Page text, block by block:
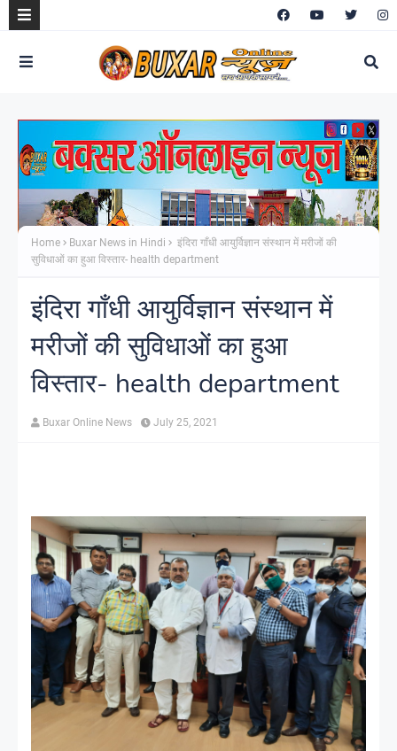
Home Buxar News in Hindi
इंदिरा गाँधी आयुर्विज्ञान संस्थान में मरीजों की
सुविधाओं का हुआ विस्तार- health department
इंदिरा गाँधी आयुर्विज्ञान संस्थान में
मरीजों की सुविधाओं का हुआ
विस्तार- health department
Buxar Online News July 25, 2021